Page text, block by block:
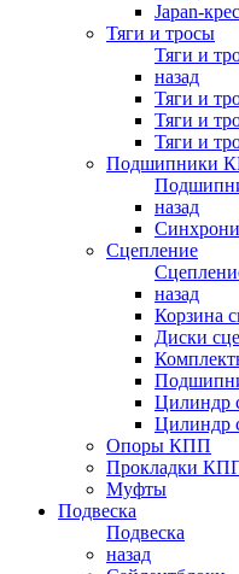
Japan-
Тяги и тросы
Тяги и
назад
Тяги и
Тяги и
Тяги и
Подшипники
назад
Сцепление
назад
Корзина
Диски
Цилиндр
Цилиндр
Опоры КПП
Прокладки
Муфты
Подвеска
Подвеска
назад